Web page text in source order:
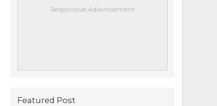
Responsive Advertisement
Featured Post